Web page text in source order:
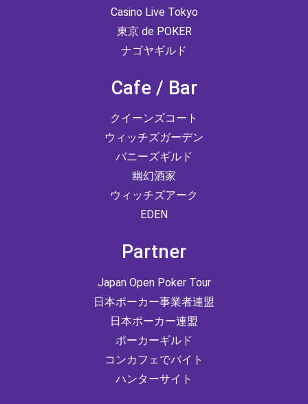
Casino Live Tokyo
東京 de POKER
ナゴヤギルド
Cafe / Bar
クイーンズコート
ウィッチズガーデン
バニーズギルド
幽幻酒家
ウィッチズアーク
EDEN
Partner
Japan Open Poker Tour
日本ポーカー事業者連盟
日本ポーカー連盟
ポーカーギルド
コンカフェでバイト
ハンターサイト